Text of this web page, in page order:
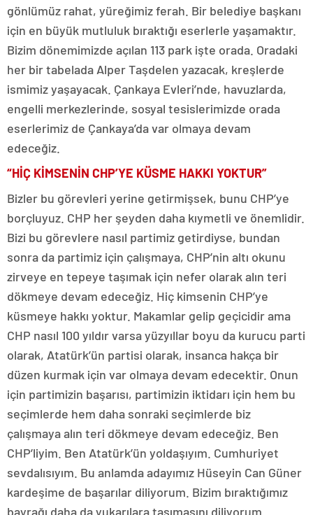
gönlümüz rahat, yüreğimiz ferah. Bir belediye başkanı
için en büyük mutluluk bıraktığı eserlerle yaşamaktır.
Bizim dönemimizde açılan 113 park işte orada. Oradaki
her bir tabelada Alper Taşdelen yazacak, kreşlerde
ismimiz yaşayacak. Çankaya Evleri’nde, havuzlarda,
engelli merkezlerinde, sosyal tesislerimizde orada
eserlerimiz de Çankaya’da var olmaya devam
edeceğiz.
“HİÇ KİMSENİN CHP’YE KÜSME HAKKI YOKTUR”
Bizler bu görevleri yerine getirmişsek, bunu CHP’ye
borçluyuz. CHP her şeyden daha kıymetli ve önemlidir.
Bizi bu görevlere nasıl partimiz getirdiyse, bundan
sonra da partimiz için çalışmaya, CHP’nin altı okunu
zirveye en tepeye taşımak için nefer olarak alın teri
dökmeye devam edeceğiz. Hiç kimsenin CHP’ye
küsmeye hakkı yoktur. Makamlar gelip geçicidir ama
CHP nasıl 100 yıldır varsa yüzyıllar boyu da kurucu parti
olarak, Atatürk’ün partisi olarak, insanca hakça bir
düzen kurmak için var olmaya devam edecektir. Onun
için partimizin başarısı, partimizin iktidarı için hem bu
seçimlerde hem daha sonraki seçimlerde biz
çalışmaya alın teri dökmeye devam edeceğiz. Ben
CHP’liyim. Ben Atatürk’ün yoldaşıyım. Cumhuriyet
sevdalısıyım. Bu anlamda adayımız Hüseyin Can Güner
kardeşime de başarılar diliyorum. Bizim bıraktığımız
bayrağı daha da yukarılara taşımasını diliyorum.